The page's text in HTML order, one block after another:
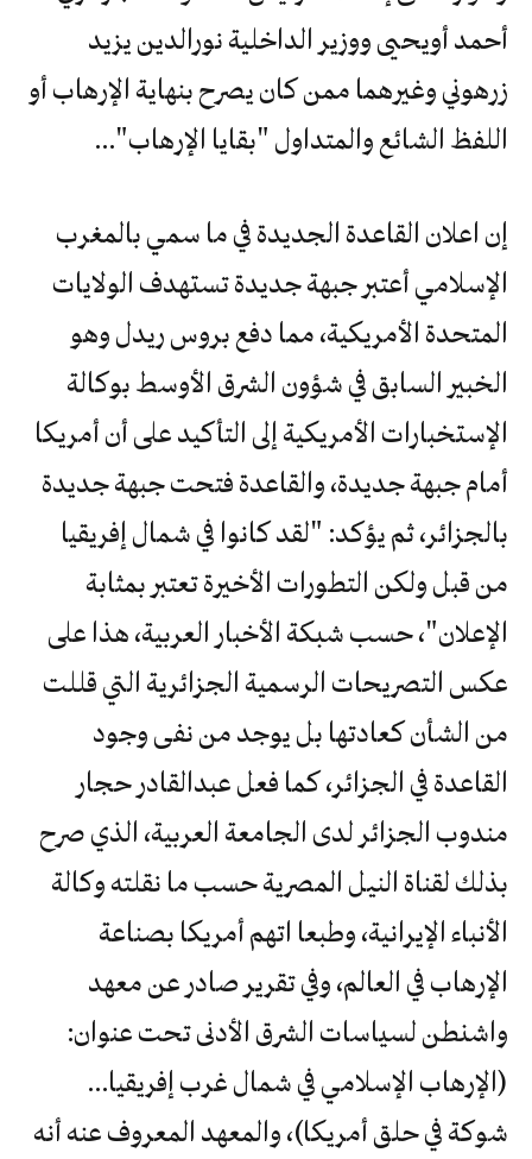
أحمد أويحيى ووزير الداخلية نورالدين يزيد
زرهوني وغيرهما ممن كان يصرح بنهاية الإرهاب أو
اللفظ الشائع والمتداول "بقايا الإرهاب"…
إن اعلان القاعدة الجديدة في ما سمي بالمغرب
الإسلامي أعتبر جبهة جديدة تستهدف الولايات
المتحدة الأمريكية، مما دفع بروس ريدل وهو
الخبير السابق في شؤون الشرق الأوسط بوكالة
الإستخبارات الأمريكية إلى التأكيد على أن أمريكا
أمام جبهة جديدة، والقاعدة فتحت جبهة جديدة
بالجزائر، ثم يؤكد: "لقد كانوا في شمال إفريقيا
من قبل ولكن التطورات الأخيرة تعتبر بمثابة
الإعلان"، حسب شبكة الأخبار العربية، هذا على
عكس التصريحات الرسمية الجزائرية التي قللت
من الشأن كعادتها بل يوجد من نفى وجود
القاعدة في الجزائر، كما فعل عبدالقادر حجار
مندوب الجزائر لدى الجامعة العربية، الذي صرح
بذلك لقناة النيل المصرية حسب ما نقلته وكالة
الأنباء الإيرانية، وطبعا اتهم أمريكا بصناعة
الإرهاب في العالم، وفي تقرير صادر عن معهد
واشنطن لسياسات الشرق الأدنى تحت عنوان:
(الإرهاب الإسلامي في شمال غرب إفريقيا…
شوكة في حلق أمريكا)، والمعهد المعروف عنه أنه